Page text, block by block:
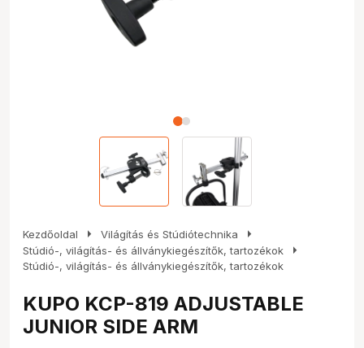
Kezdőoldal arrow_right Világítás és Stúdiótechnika arrow_right
Stúdió-, világítás- és állványkiegészítők, tartozékok arrow_right
Stúdió-, világítás- és állványkiegészítők, tartozékok
KUPO KCP-819 ADJUSTABLE
JUNIOR SIDE ARM